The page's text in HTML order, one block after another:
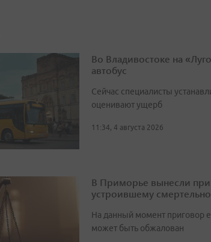
Во Владивостоке на
автобус
Сейчас специалисты
оценивают ущерб
11:34, 4 августа 2026
В Приморье вынесли
устроившему
На данный момент приговор
может быть обжалован